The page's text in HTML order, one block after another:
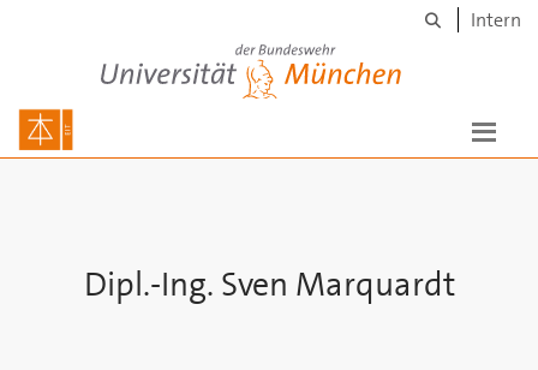
Universität der Bundeswehr München
Intern
Dipl.-Ing. Sven Marquardt